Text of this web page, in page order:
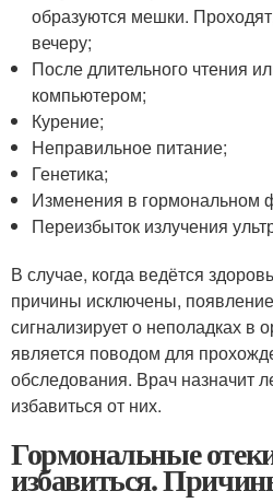
образуются мешки.
вечеру;
После длительного чтения
компьютером;
Курение;
Неправильное питание;
Генетика;
Изменения в гормональном
Переизбыток излучения
В случае, когда ведётся
причины исключены,
сигнализирует о неполадках в
является поводом для
обследования. Врач назначит
избавиться от них.
Гормональные
избавиться.